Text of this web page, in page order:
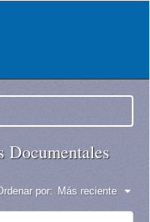
Documentales
por: Más reciente